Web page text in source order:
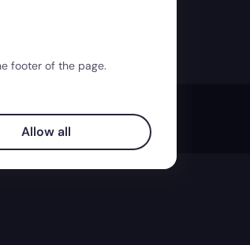
footer of the page.
Allow all